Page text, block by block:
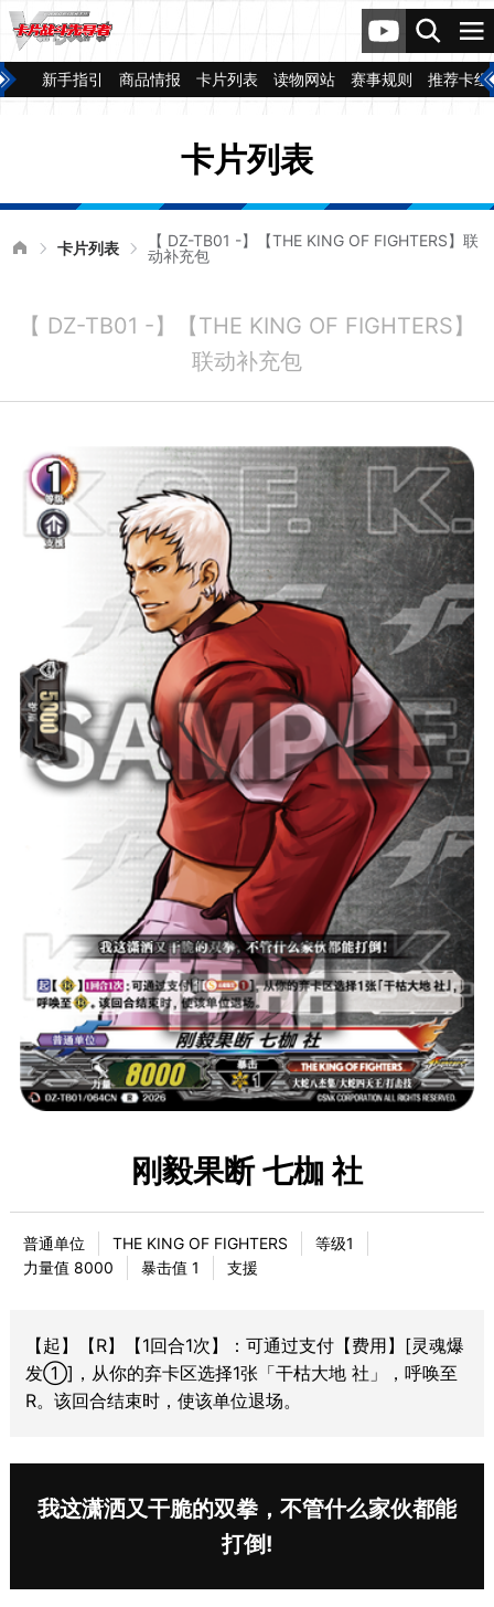
新手指引 商品情报 卡片列表 读物网站 赛事规则 推荐卡组
卡片列表
卡片列表
【 DZ-TB01 -】【THE KING OF FIGHTERS】联
动补充包
【 DZ-TB01 -】【THE KING OF FIGHTERS】
联动补充包
刚毅果断 七枷 社
普通单位 THE KING OF FIGHTERS
等级1
力量值 8000
暴击值 1 支援
【起】【R】【1回合1次】：可通过支付【费用】[灵魂爆
发①]，从你的弃卡区选择1张「干枯大地 社」，呼唤至
R。该回合结束时，使该单位退场。
我这潇洒又干脆的双拳，不管什么家伙都能
打倒!